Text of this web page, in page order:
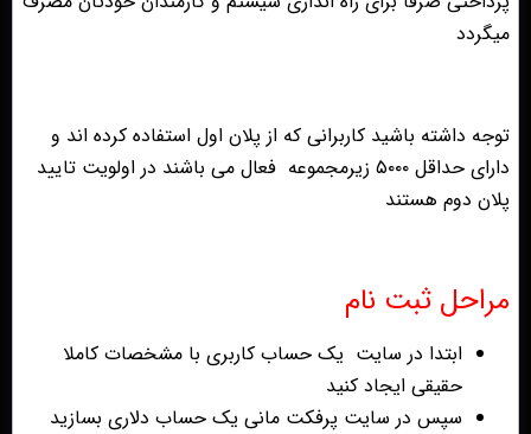
میگردد
توجه داشته باشید کاربرانی که از پلان اول استفاده کرده اند و
دارای حداقل ۵۰۰۰ زیرمجموعه فعال می باشند در اولویت تایید
پلان دوم هستند
مراحل ثبت نام
ابتدا در سایت یک حساب کاربری با مشخصات کاملا
حقیقی ایجاد کنید
سپس در سایت پرفکت مانی یک حساب دلاری بسازید